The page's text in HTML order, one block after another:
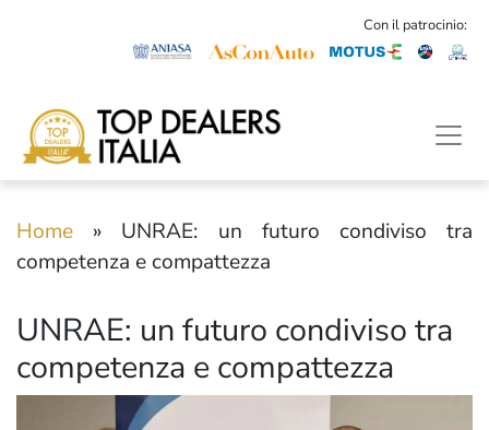
Con il patrocinio:
Home » UNRAE: un futuro condiviso tra
competenza e compattezza
UNRAE: un futuro condiviso tra
competenza e compattezza